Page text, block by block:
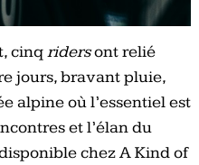
cinqridersont relié
jours, bravant pluie,
alpine où l’essentiel est
et l’élan du
chez A Kind of